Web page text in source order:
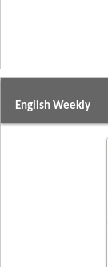
English Weekly